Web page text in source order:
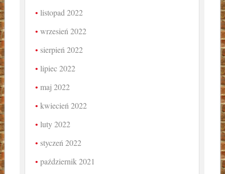
listopad 2022
wrzesień 2022
sierpień 2022
lipiec 2022
maj 2022
kwiecień 2022
luty 2022
styczeń 2022
październik 2021